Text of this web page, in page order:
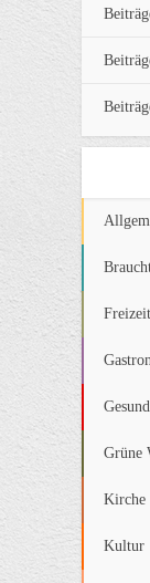
Freizeit
Grüne
Kirche
Kultur